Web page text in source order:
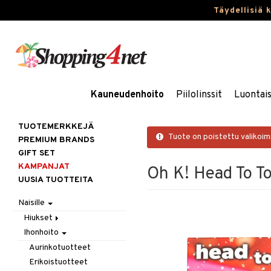
Täydellisiä
Kauneudenhoito Piilolinssit
Tuote on poistettu
Oh K! Head To
TUOTEMERKKEJÄ
PREMIUM BRANDS
GIFT SET
KAMPANJAT
UUSIA TUOTTEITA
Naisille
Hiukset
Gift Set
Harjat / Kammat
Hiuskuurit
Ihonhoito
Aurinkotuotteet
Erikoistuotteet